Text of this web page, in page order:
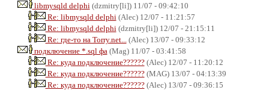
libmysqld delphi (dzmitry[li]) 11/07 - 09:42:10
Re: libmysqld delphi (Alec) 12/07 - 11:21:57
Re: libmysqld delphi (dzmitry[li]) 12/07 - 21:15:11
Re: где-то на Torry.net...
(Alec) 13/07 - 09:33:12
подключение *.sql фа (Mag) 11/07 - 03:41:58
Re: куда подключение??????(Alec) 12/07 - 11:20:12
Re: куда подключение??????(MAG) 13/07 - 04:13:39
Re: куда подключение??????(Alec) 13/07 - 09:36:15